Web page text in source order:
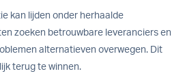
kan lijden onder herhaalde
zoeken betrouwbare leveranciers en
alternatieven overwegen. Dit
terug te winnen.